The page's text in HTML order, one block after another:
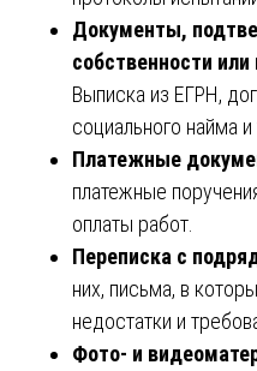
Документы,
собственности
Выписка из ЕГРН,
социального найма и
Платежные
платежные
оплаты работ.
Переписка с
них, письма, в
недостатки и
Фото- и